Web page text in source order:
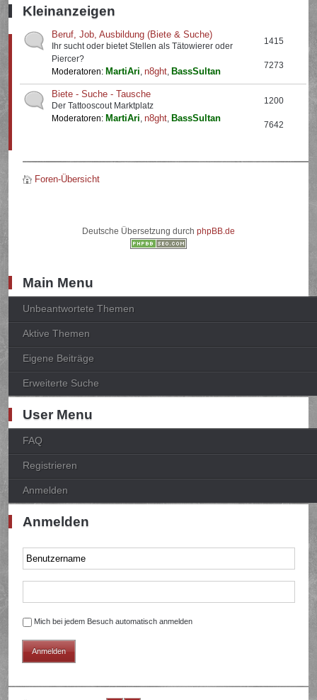
Kleinanzeigen
Beruf, Job, Ausbildung (Biete & Suche)
Ihr sucht oder bietet Stellen als Tätowierer oder
Piercer?
Moderatoren: MartiAri,n8ght, BassSultan
1415
7273
Biete - Suche - Tausche
Der Tattooscout Marktplatz
Moderatoren: MartiAri,n8ght, BassSultan
1200
7642
Foren-Übersicht
Deutsche Übersetzung durch phpBB.de
Main Menu
Unbeantwortete Themen
Aktive Themen
Eigene Beiträge
Erweiterte Suche
User Menu
FAQ
Registrieren
Anmelden
Anmelden
Mich bei jedem Besuch automatisch anmelden